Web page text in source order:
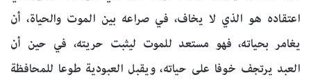
اعتقاده هو الذي لا يخاف، في صراعه بين الموت والحياة، أن
يغامر بحياته، فهو مستعد للموت ليثبت حريته، في حين أن
العبد يرتجف خوفا على حياته، ويقبل العبودية طوعا للمحافظة